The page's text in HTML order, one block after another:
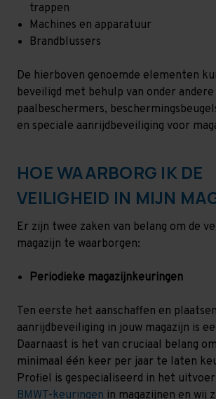
trappen
Machines en apparatuur
Brandblussers
De hierboven genoemde elementen
beveiligd met behulp van onder andere
paalbeschermers,
en speciale aanrijdbeveiliging voor
HOE WAARBORG IK DE
VEILIGHEID IN MIJN
Er zijn twee zaken van belang om de
magazijn te waarborgen:
Periodieke magazijnkeuringen
Ten eerste het aanschaffen en
aanrijdbeveiliging in jouw magazijn is
Daarnaast is het van cruciaal belang
minimaal één keer per jaar te laten
Profiel is gespecialiseerd in het
BMWT-keuringen in magazijnen en wij